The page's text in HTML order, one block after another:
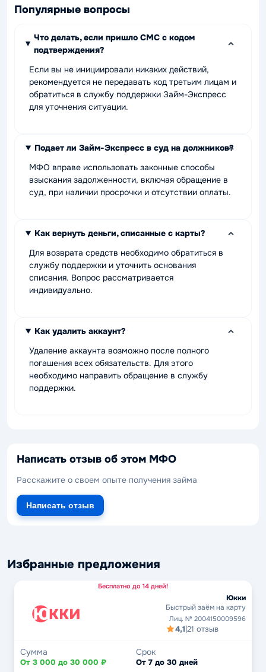
Популярные вопросы
Что делать, если пришло СМС с кодом
подтверждения?
Если вы не инициировали никаких действий,
рекомендуется не передавать код третьим лицам и
обратиться в службу поддержки Займ-Экспресс
для уточнения ситуации.
Подает ли Займ-Экспресс в суд на должников?
МФО вправе использовать законные способы
взыскания задолженности, включая обращение в
суд, при наличии просрочки и отсутствии оплаты.
Как вернуть деньги, списанные с карты?
Для возврата средств необходимо обратиться в
службу поддержки и уточнить основания
списания. Вопрос рассматривается
индивидуально.
Как удалить аккаунт?
Удаление аккаунта возможно после полного
погашения всех обязательств. Для этого
необходимо направить обращение в службу
поддержки.
Написать отзыв об этом МФО
Расскажите о своем опыте получения займа
Написать отзыв
Избранные предложения
Бесплатно до 14 дней!
Юкки
Быстрый заём на карту
Лиц. № 2004150009596
4,1|21 отзыв
Сумма
От 3 000 до 30 000 ₽
Срок
От 7 до 30 дней